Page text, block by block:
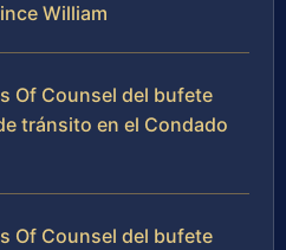
William
Of Counsel del bufete
tránsito en el Condado
Of Counsel del bufete